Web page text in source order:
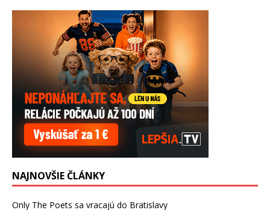
NAJNOVŠIE ČLÁNKY
Only The Poets sa vracajú do Bratislavy